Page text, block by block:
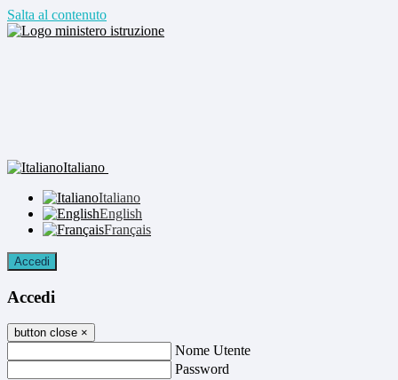
Salta al contenuto
Italiano
Italiano
English
Français
Accedi
Accedi
button close ×
Nome Utente
Password